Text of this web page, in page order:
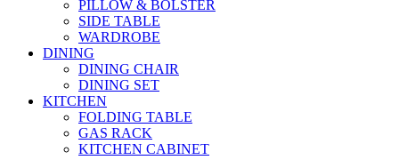
PILLOW & BOLSTER
SIDE TABLE
WARDROBE
DINING
DINING CHAIR
DINING SET
KITCHEN
FOLDING TABLE
GAS RACK
KITCHEN CABINET